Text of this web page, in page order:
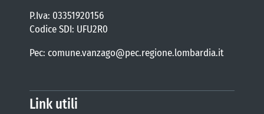
P.Iva: 03351920156
Codice SDI: UFU2R0
Pec: comune.vanzago@pec.regione.lombardia.it
Link utili